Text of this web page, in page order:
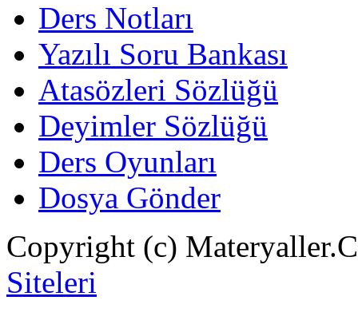
Ders Notları
Yazılı Soru Bankası
Atasözleri Sözlüğü
Deyimler Sözlüğü
Ders Oyunları
Dosya Gönder
Copyright (c)
Siteleri